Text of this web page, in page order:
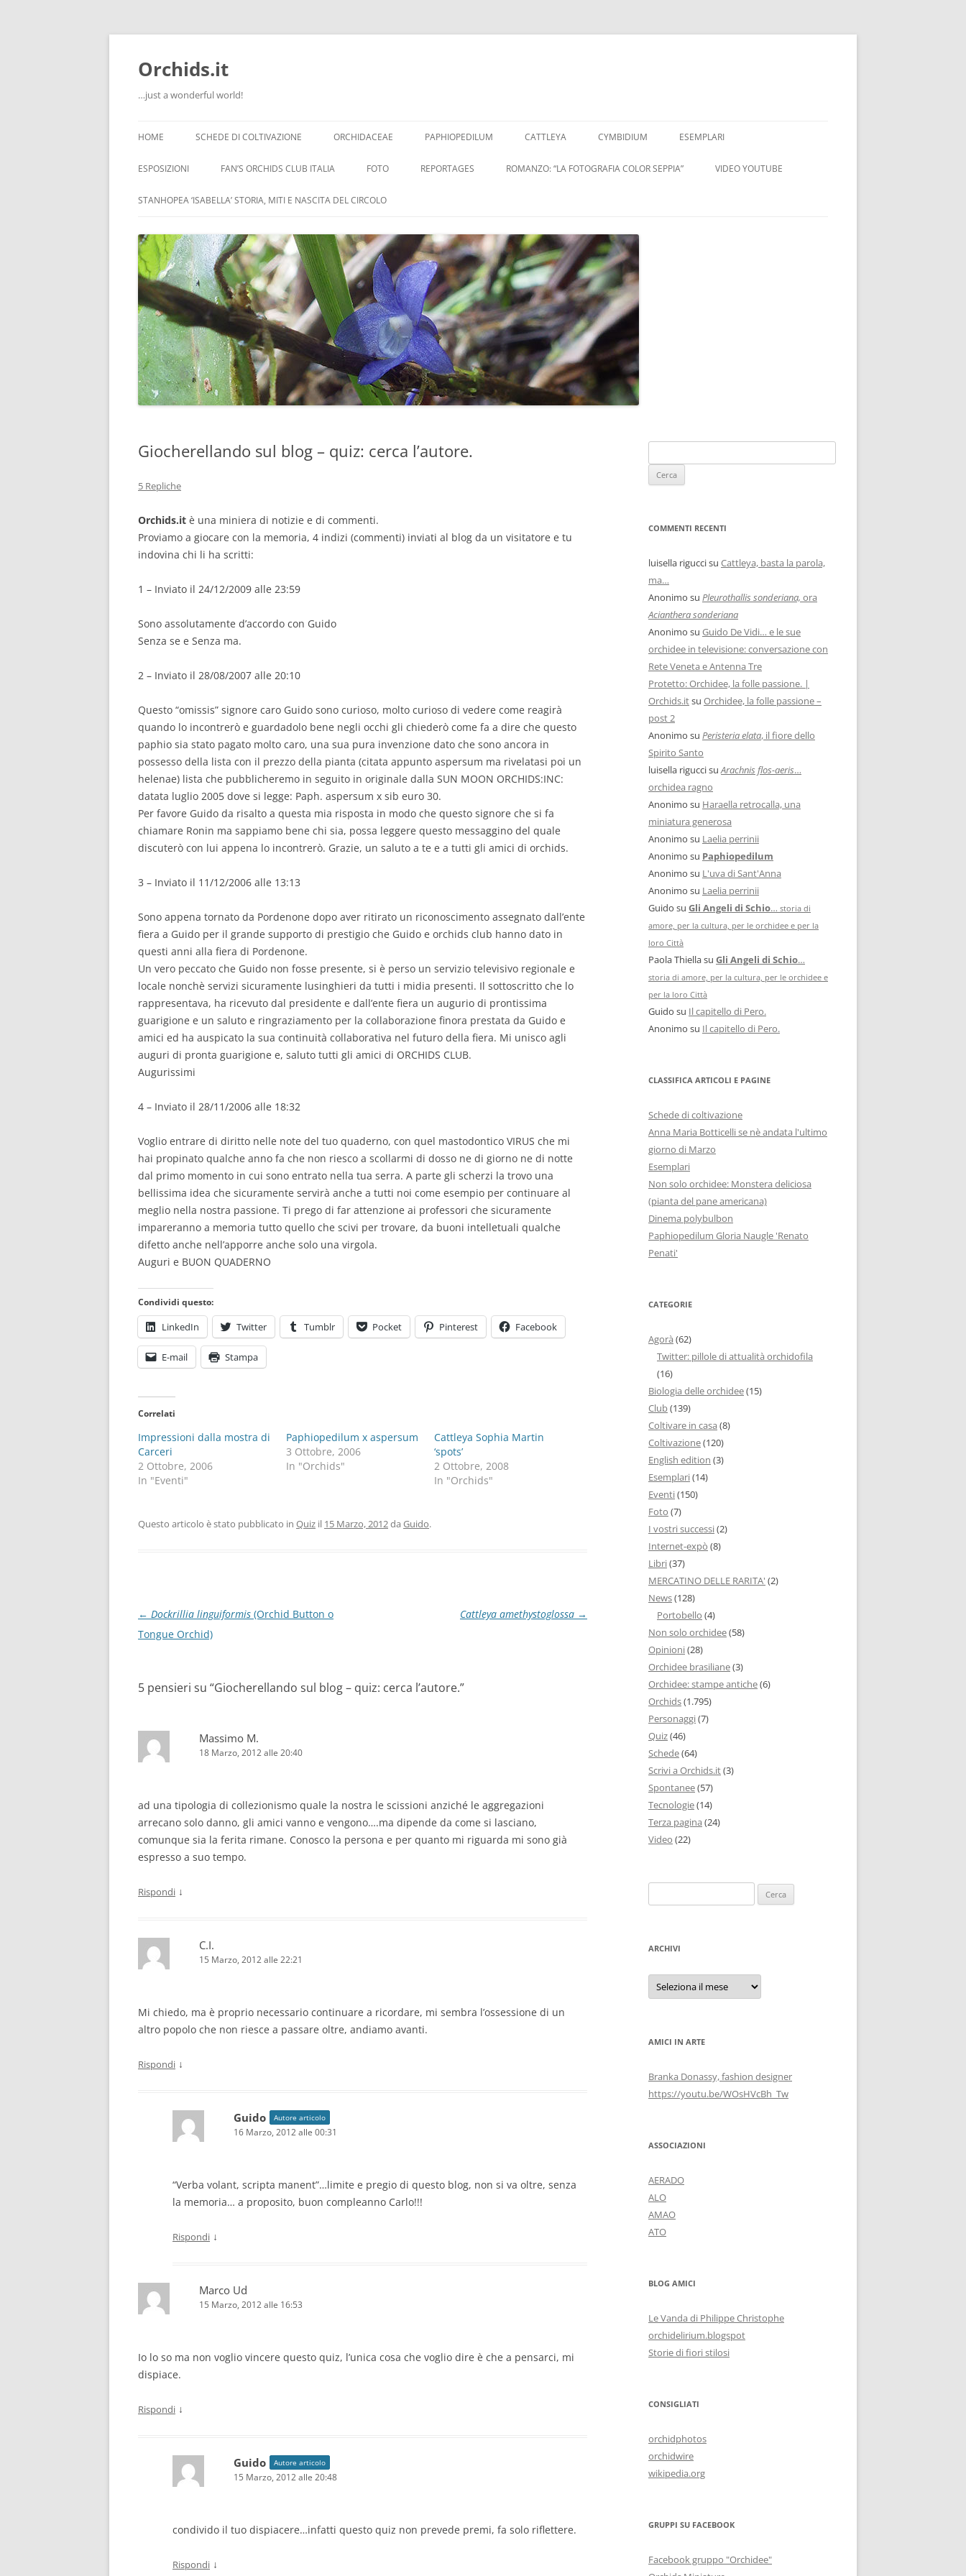
Orchids.it
…just a wonderful world!
al
HOME
INFO
LA SERRA DI GUIDO
SCHEDE DI COLTIVAZIONE ORCHIDACEAE PAPHIOPEDILUM CATTLEYA CYMBIDIUM ESEMPLARI
ESPOSIZIONI FAN’S ORCHIDS CLUB ITALIA FOTO REPORTAGES ROMANZO: “LA FOTOGRAFIA COLOR SEPPIA” VIDEO YOUTUBE
STANHOPEA ‘ISABELLA’ STORIA, MITI E NASCITA DEL CIRCOLO
Giocherellando sul blog – quiz: cerca l’autore.
5 Repliche
Orchids.it è una miniera di notizie e di commenti.
Proviamo a giocare con la memoria, 4 indizi (commenti) inviati al blog da un visitatore e tu
indovina chi li ha scritti:
1 – Inviato il 24/12/2009 alle 23:59
Sono assolutamente d’accordo con Guido
Senza se e Senza ma.
2 – Inviato il 28/08/2007 alle 20:10
Questo “omissis” signore caro Guido sono curioso, molto curioso di vedere come reagirà
quando lo incontrerò e guardadolo bene negli occhi gli chiederò come fa a dire che questo
paphio sia stato pagato molto caro, una sua pura invenzione dato che sono ancora in
possesso della lista con il prezzo della pianta (citata appunto aspersum ma rivelatasi poi un
helenae) lista che pubblicheremo in seguito in originale dalla SUN MOON ORCHIDS:INC:
datata luglio 2005 dove si legge: Paph. aspersum x sib euro 30.
Per favore Guido da risalto a questa mia risposta in modo che questo signore che si fa
chiamare Ronin ma sappiamo bene chi sia, possa leggere questo messaggino del quale
discuterò con lui appena lo incontrerò. Grazie, un saluto a te e a tutti gli amici di orchids.
3 – Inviato il 11/12/2006 alle 13:13
Sono appena tornato da Pordenone dopo aver ritirato un riconoscimento assegnato dall’ente
fiera a Guido per il grande supporto di prestigio che Guido e orchids club hanno dato in
questi anni alla fiera di Pordenone.
Un vero peccato che Guido non fosse presente, si è perso un servizio televisivo regionale e
locale nonchè servizi sicuramente lusinghieri da tutti i midia presenti. Il sottoscritto che lo
rappresentava, ha ricevuto dal presidente e dall’ente fiera un augurio di prontissima
guarigione e un saluto e ringraziamento per la collaborazione finora prestata da Guido e
amici ed ha auspicato la sua continuità collaborativa nel futuro della fiera. Mi unisco agli
auguri di pronta guarigione e, saluto tutti gli amici di ORCHIDS CLUB.
Augurissimi
4 – Inviato il 28/11/2006 alle 18:32
Voglio entrare di diritto nelle note del tuo quaderno, con quel mastodontico VIRUS che mi
hai propinato qualche anno fa che non riesco a scollarmi di dosso ne di giorno ne di notte
dal primo momento in cui sono entrato nella tua serra. A parte gli scherzi la trovo una
bellissima idea che sicuramente servirà anche a tutti noi come esempio per continuare al
meglio nella nostra passione. Ti prego di far attenzione ai professori che sicuramente
impareranno a memoria tutto quello che scivi per trovare, da buoni intelletuali qualche
difetto anche nell’apporre anche solo una virgola.
Auguri e BUON QUADERNO
Condividi questo:
LinkedIn Twitter Tumblr Pocket Pinterest Facebook
E-mail Stampa
Correlati
Impressioni dalla mostra di
Carceri
2 Ottobre, 2006
In "Eventi"
Paphiopedilum x aspersum
3 Ottobre, 2006
In "Orchids"
Cattleya Sophia Martin
‘spots’
2 Ottobre, 2008
In "Orchids"
Questo articolo è stato pubblicato in Quiz il 15 Marzo, 2012da Guido.
Navigazione
articolo
← Dockrillia linguiformis (Orchid Button o
Tongue Orchid)
Cattleya amethystoglossa →
5 pensieri su “Giocherellando sul blog – quiz: cerca l’autore.”
Massimo M.
18 Marzo, 2012 alle 20:40
ad una tipologia di collezionismo quale la nostra le scissioni anziché le aggregazioni
arrecano solo danno, gli amici vanno e vengono….ma dipende da come si lasciano,
comunque sia la ferita rimane. Conosco la persona e per quanto mi riguarda mi sono già
espresso a suo tempo.
Rispondi ↓
C.I.
15 Marzo, 2012 alle 22:21
Mi chiedo, ma è proprio necessario continuare a ricordare, mi sembra l’ossessione di un
altro popolo che non riesce a passare oltre, andiamo avanti.
Rispondi ↓
Guido Autore articolo
16 Marzo, 2012 alle 00:31
“Verba volant, scripta manent”…limite e pregio di questo blog, non si va oltre, senza
la memoria… a proposito, buon compleanno Carlo!!!
Rispondi ↓
Marco Ud
15 Marzo, 2012 alle 16:53
Io lo so ma non voglio vincere questo quiz, l’unica cosa che voglio dire è che a pensarci, mi
dispiace.
Rispondi ↓
Guido Autore articolo
15 Marzo, 2012 alle 20:48
condivido il tuo dispiacere…infatti questo quiz non prevede premi, fa solo riflettere.
Rispondi ↓
COMMENTI RECENTI
luisella riguccisu Cattleya, basta la parola,
ma…
Anonimo su Pleurothallis sonderiana, ora
Acianthera sonderiana
Anonimo su Guido De Vidi… e le sue
orchidee in televisione: conversazione con
Rete Veneta e Antenna Tre
Protetto: Orchidee, la folle passione. |
Orchids.itsu Orchidee, la folle passione –
post 2
Anonimo su Peristeria elata, il fiore dello
Spirito Santo
luisella riguccisuArachnis flos-aeris…
orchidea ragno
Anonimo su Haraella retrocalla, una
miniatura generosa
Anonimo su Laelia perrinii
Anonimo su Paphiopedilum
Anonimo su L'uva di Sant'Anna
Anonimo su Laelia perrinii
Guido su Gli Angeli di Schio… storia di
amore, per la cultura, per le orchidee e per la
loro Città
Paola Thiellasu Gli Angeli di Schio…
storia di amore, per la cultura, per le orchidee e
per la loro Città
Guido su Il capitello di Pero.
Anonimo su Il capitello di Pero.
CLASSIFICA ARTICOLI E PAGINE
Schede di coltivazione
Anna Maria Botticelli se nè andata l'ultimo
giorno di Marzo
Esemplari
Non solo orchidee: Monstera deliciosa
(pianta del pane americana)
Dinema polybulbon
Paphiopedilum Gloria Naugle 'Renato
Penati'
CATEGORIE
Agorà (62)
Twitter: pillole di attualità orchidofila
(16)
Biologia delle orchidee(15)
Club(139)
Coltivare in casa (8)
Coltivazione(120)
English edition (3)
Esemplari(14)
Eventi(150)
Foto (7)
I vostri successi(2)
Internet-expò (8)
Libri(37)
MERCATINO DELLE RARITA' (2)
News(128)
Portobello (4)
Non solo orchidee(58)
Opinioni(28)
Orchidee brasiliane(3)
Orchidee: stampe antiche(6)
Orchids(1.795)
Personaggi(7)
Quiz(46)
Schede(64)
Scrivi a Orchids.it(3)
Spontanee(57)
Tecnologie(14)
Terza pagina (24)
Video (22)
per:
ARCHIVI
Archivi
AMICI IN ARTE
Branka Donassy, fashion designer
https://youtu.be/WOsHVcBh_Tw
ASSOCIAZIONI
AERADO
ALO
AMAO
ATO
BLOG AMICI
Le Vanda di Philippe Christophe
orchidelirium.blogspot
Storie di fiori stilosi
CONSIGLIATI
orchidphotos
orchidwire
wikipedia.org
GRUPPI SU FACEBOOK
Facebook gruppo "Orchidee"